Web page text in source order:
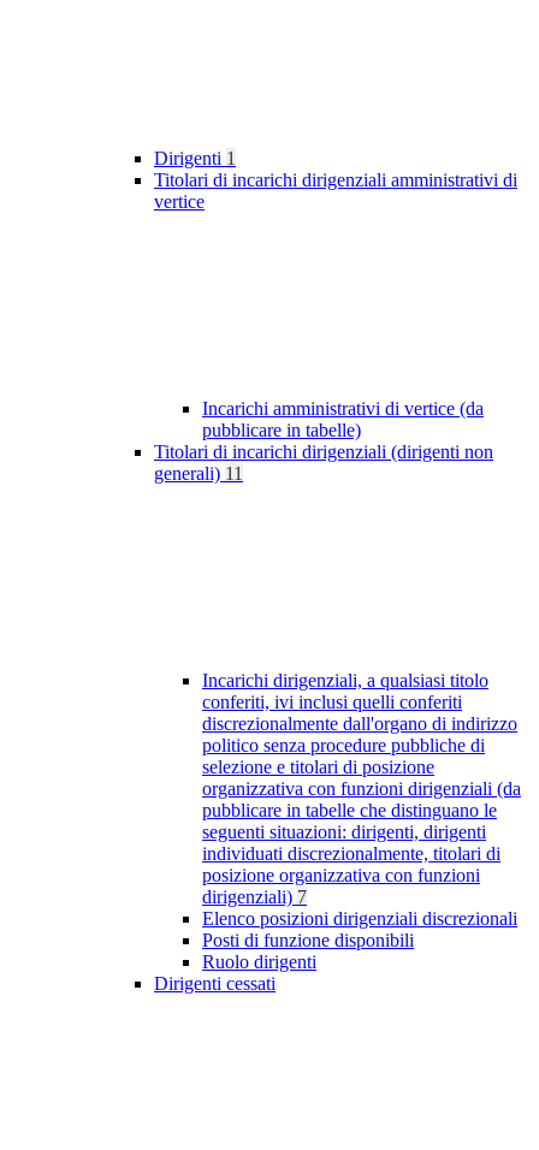
Dirigenti 1
Titolari di incarichi dirigenziali amministrativi di
vertice
Incarichi amministrativi di vertice (da
pubblicare in tabelle)
Titolari di incarichi dirigenziali (dirigenti non
generali) 11
Incarichi dirigenziali, a qualsiasi titolo
conferiti, ivi inclusi quelli conferiti
discrezionalmente dall'organo di indirizzo
politico senza procedure pubbliche di
selezione e titolari di posizione
organizzativa con funzioni dirigenziali (da
pubblicare in tabelle che distinguano le
seguenti situazioni: dirigenti, dirigenti
individuati discrezionalmente, titolari di
posizione organizzativa con funzioni
dirigenziali) 7
Elenco posizioni dirigenziali discrezionali
Posti di funzione disponibili
Ruolo dirigenti
Dirigenti cessati